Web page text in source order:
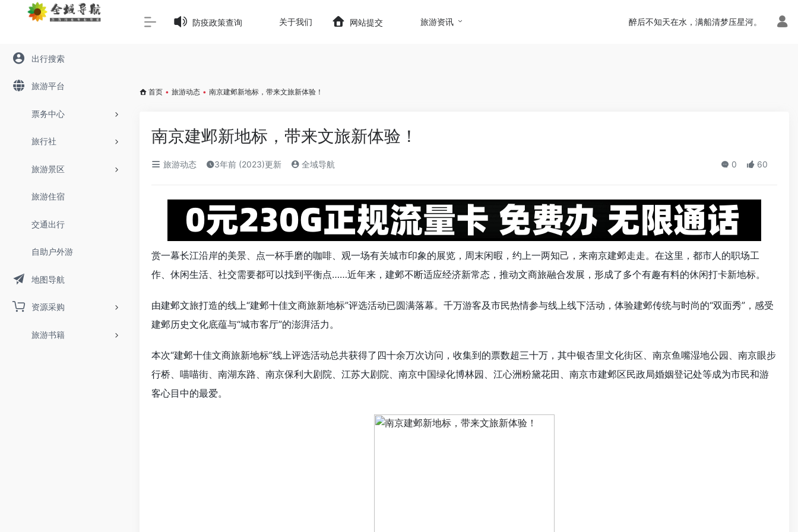
Warning: Array to string conversion in/www/wwwroot/645t.com/wp-content/themes/onenav/inc/wp-optimization.php
出行搜索
旅游平台
票务中心
旅行社
旅游景区
旅游住宿
交通出行
自助户外游
地图导航
资源采购
旅游书籍
防疫政策查询 关于我们 网站提交 旅游资讯 醉后不知天在水，满船清梦压星河。
首页 • 旅游动态 • 南京建邺新地标，带来文旅新体验！
南京建邺新地标，带来文旅新体验！
旅游动态 3年前 (2023)更新 全域导航 0 60
赏一幕长江沿岸的美景、点一杯手磨的咖啡、观一场有关城市印象的展览，周末闲暇，约上一两知己，来南京建邺走走。在这里，都市人的职场工
作、休闲生活、社交需要都可以找到平衡点……近年来，建邺不断适应经济新常态，推动文商旅融合发展，形成了多个有趣有料的休闲打卡新地标。
由建邺文旅打造的线上“建邺十佳文商旅新地标”评选活动已圆满落幕。千万游客及市民热情参与线上线下活动，体验建邺传统与时尚的“双面秀”，感受
建邺历史文化底蕴与“城市客厅”的澎湃活力。
本次“建邺十佳文商旅新地标”线上评选活动总共获得了四十余万次访问，收集到的票数超三十万，其中银杏里文化街区、 南京鱼嘴湿地公园、 南京眼步
行桥、喵喵街、 南湖东路、 南京保利大剧院、 江苏大剧院、 南京中国绿化博林园、江心洲粉黛花田、 南京市建邺区民政局婚姻登记处等成为市民和游
客心目中的最爱。